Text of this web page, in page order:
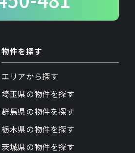
物件を探す
エリアから探す
埼玉県の物件を探す
群馬県の物件を探す
栃木県の物件を探す
茨城県の物件を探す